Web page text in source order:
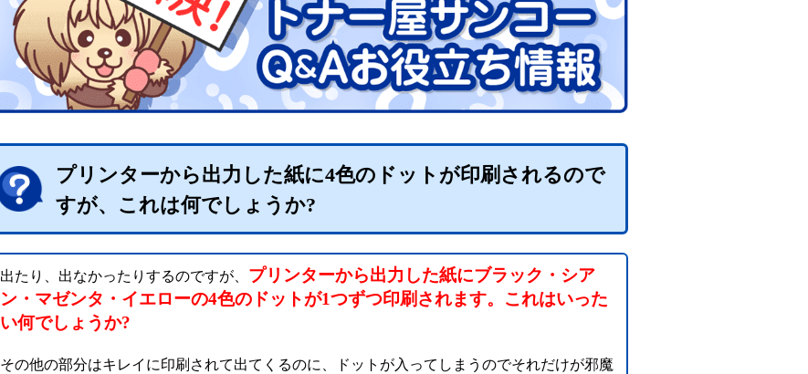
プリンターから出力した紙に4色のドットが印刷されるので
すが、これは何でしょうか?
出たり、出なかったりするのですが、 プリンターから出力した紙にブラック・シア
ン・マゼンタ・イエローの4色のドットが1つずつ印刷されます。これはいった
い何でしょうか?
その他の部分はキレイに印刷されて出てくるのに、ドットが入ってしまうのでそれだけが邪魔